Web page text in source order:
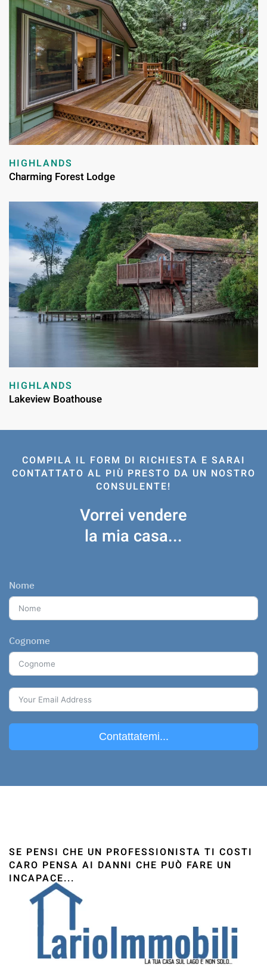
HIGHLANDS
Charming Forest Lodge
HIGHLANDS
Lakeview Boathouse
COMPILA IL FORM DI RICHIESTA E SARAI
CONTATTATO AL PIÙ PRESTO DA UN NOSTRO
CONSULENTE!
Vorrei vendere
la mia casa...
Nome
Cognome
Contattatemi...
SE PENSI CHE UN PROFESSIONISTA TI COSTI
CARO PENSA AI DANNI CHE PUÒ FARE UN
INCAPACE...